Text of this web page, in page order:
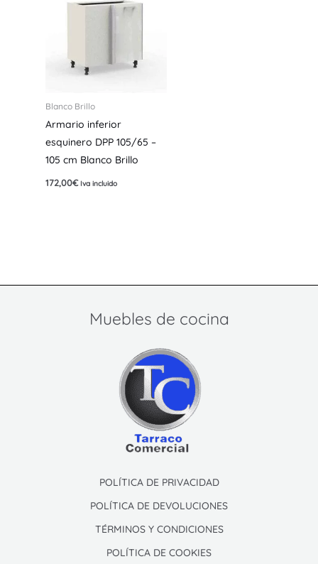
Blanco Brillo
Armario inferior
esquinero DPP 105/65 –
105 cm Blanco Brillo
172,00€ Iva incluido
Muebles de cocina
POLÍTICA DE PRIVACIDAD
POLÍTICA DE DEVOLUCIONES
TÉRMINOS Y CONDICIONES
POLÍTICA DE COOKIES